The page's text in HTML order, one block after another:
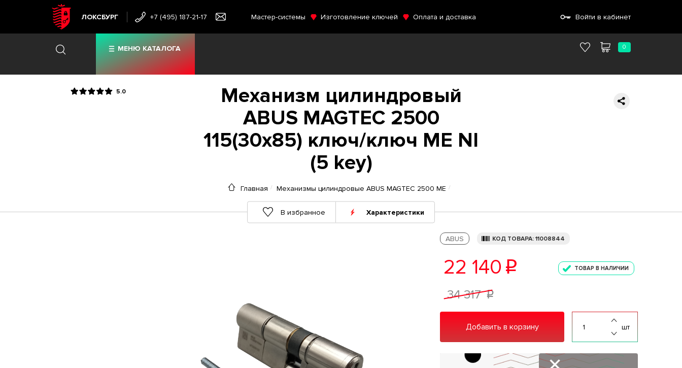
ЛОКСБУРГ +7 (495) 187-21-17 Мастер-системы Изготовление ключей Оплата и доставка Войти в кабинет
МЕНЮ КАТАЛОГА 0
5.0
Механизм цилиндровый
ABUS MAGTEC 2500
115(30x85) ключ/ключ ME NI
(5 key)
Главная Механизмы цилиндровые ABUS MAGTEC 2500 ME
В избранное Характеристики
ABUS КОД ТОВАРА: 11008844
22 140 p ТОВАР В НАЛИЧИИ
34 317 p
Добавить в корзину шт